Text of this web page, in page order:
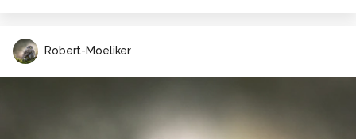
Robert-Moeliker